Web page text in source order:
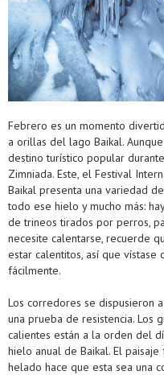
Febrero es un momento
a orillas del lago Baikal.
destino turístico popular
Zimniada. Este, el Festival
Baikal presenta una variedad
todo ese hielo y mucho más:
de trineos tirados por perros,
necesite calentarse, recuerde
estar calentitos, así que vístase
fácilmente.
Los corredores se dispusieron
una prueba de resistencia. Los
calientes están a la orden del
hielo anual de Baikal. El
helado hace que esta sea una